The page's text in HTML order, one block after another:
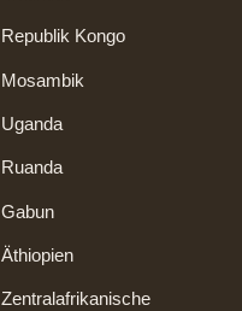
Republik Kongo
Mosambik
Uganda
Ruanda
Gabun
Äthiopien
Zentralafrikanische